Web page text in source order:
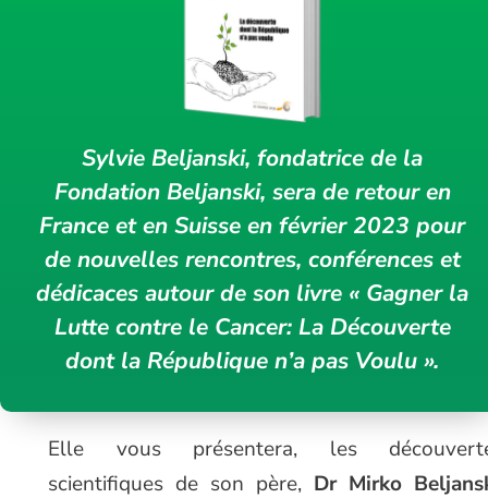
Sylvie Beljanski, fondatrice de la
Fondation Beljanski, sera de retour en
France et en Suisse en février 2023 pour
de nouvelles rencontres, conférences et
dédicaces autour de son livre « Gagner la
Lutte contre le Cancer: La Découverte
dont la République n’a pas Voulu ».
Elle vous présentera, les
scientifiques de son père, Dr Mirko